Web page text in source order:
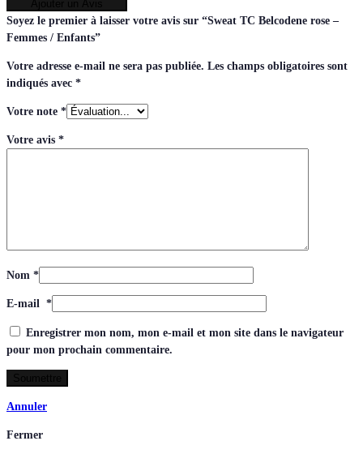
Soyez le premier à laisser votre avis sur “Sweat TC Belcodene rose –
Femmes / Enfants”
Votre adresse e-mail ne sera pas publiée. Les champs obligatoires sont
indiqués avec *
Votre note *
Votre avis *
Nom *
E-mail *
Enregistrer mon nom, mon e-mail et mon site dans le navigateur
pour mon prochain commentaire.
Annuler
Fermer